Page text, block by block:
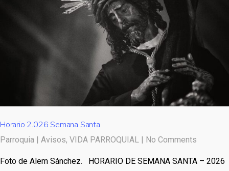
Horario 2.026 Semana Santa
Parroquia Avisos, VIDA PARROQUIAL No Comments
Foto de Alem Sánchez. HORARIO DE SEMANA SANTA – 2026